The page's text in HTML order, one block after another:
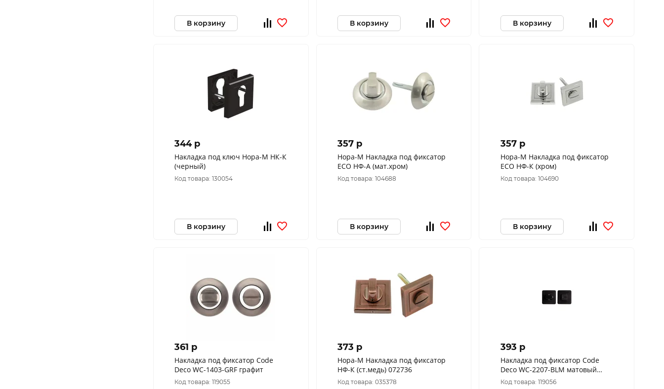
В корзину В корзину В корзину
344 p
Накладка под ключ Нора-М НК-К
(черный)
Код товара: 130054
В корзину
357 p
Нора-М Накладка под фиксатор
ЕСО НФ-А (мат.хром)
Код товара: 104688
В корзину
357 p
Нора-М Накладка под фиксатор
ЕСО НФ-К (хром)
Код товара: 104690
В корзину
361 p
Накладка под фиксатор Code
Deco WC-1403-GRF графит
Код товара: 119055
373 p
Нора-М Накладка под фиксатор
НФ-К (ст.медь) 072736
Код товара: 035378
393 p
Накладка под фиксатор Code
Deco WC-2207-BLM матовый
черный
Код товара: 119056